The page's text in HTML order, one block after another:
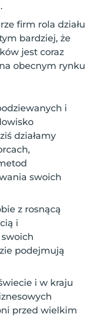
firm rola działu
bardziej, że
jest coraz
obecnym rynku
i
działamy
swoich
z rosnącą
i
podejmują
i w kraju
przed wielkim